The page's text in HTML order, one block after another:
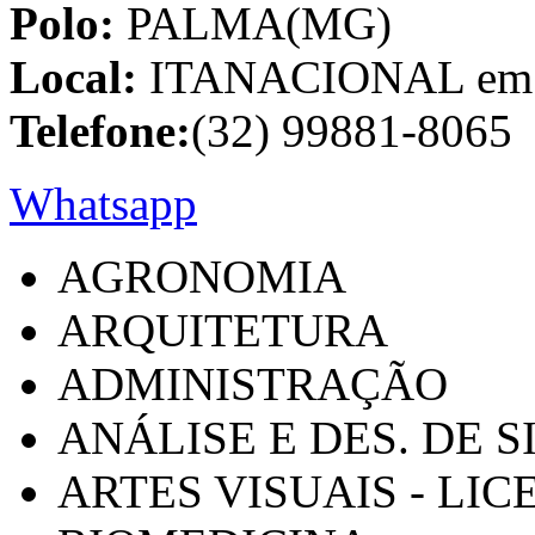
Polo: PALMA(MG)
Local: ITANACIONAL
Telefone:(32) 99881-8065
Whatsapp
AGRONOMIA
ARQUITETURA
ADMINISTRAÇÃO
ANÁLISE E DES. DE
ARTES VISUAIS -